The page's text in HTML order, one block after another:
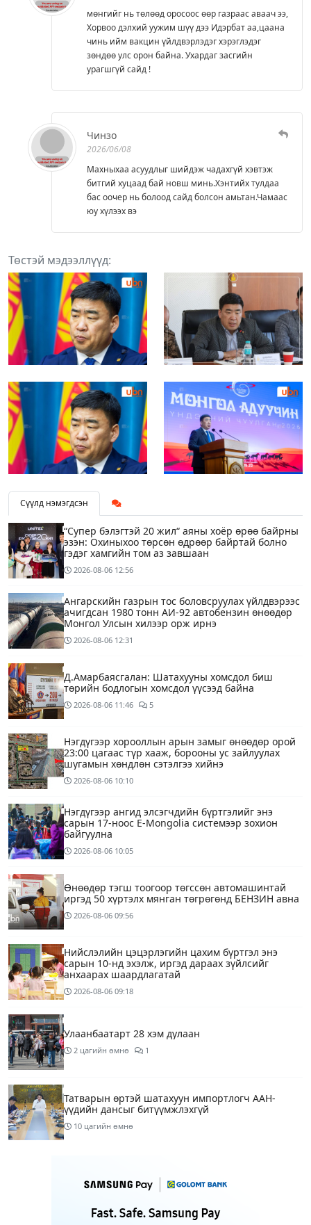
мөнгийг нь төлөөд оросоос өөр газраас аваач ээ,
Хорвоо дэлхий уужим шүү дээ Идэрбат аа,цаана
чинь ийм вакцин үйлдвэрлэдэг хэрэглэдэг
зөндөө улс орон байна. Ухардаг засгийн
урагшгүй сайд !
Чинзо
2026/06/08
Махныхаа асуудлыг шийдэж чадахгүй хэвтэж
битгий хуцаад бай новш минь.Хэнтийх тулдаа
бас оочер нь болоод сайд болсон амьтан.Чамаас
юу хүлээх вэ
Төстэй мэдээллүүд:
Сүүлд нэмэгдсэн
“Супер бэлэгтэй 20 жил“ аяны хоёр өрөө байрны
эзэн: Охиныхоо төрсөн өдрөөр байртай болно
гэдэг хамгийн том аз завшаан
2026-08-06 12:56
Ангарскийн газрын тос боловсруулах үйлдвэрээс
ачигдсан 1980 тонн АИ-92 автобензин өнөөдөр
Монгол Улсын хилээр орж ирнэ
2026-08-06 12:31
Д.Амарбаясгалан: Шатахууны хомсдол биш
төрийн бодлогын хомсдол үүсээд байна
2026-08-06 11:46 5
Нэгдүгээр хорооллын арын замыг өнөөдөр орой
23:00 цагаас түр хааж, борооны ус зайлуулах
шугамын хөндлөн сэтэлгээ хийнэ
2026-08-06 10:10
Нэгдүгээр ангид элсэгчдийн бүртгэлийг энэ
сарын 17-ноос E-Mongolia системээр зохион
байгуулна
2026-08-06 10:05
Өнөөдөр тэгш тоогоор төгссөн автомашинтай
иргэд 50 хүртэлх мянган төгрөгөнд БЕНЗИН авна
2026-08-06 09:56
Нийслэлийн цэцэрлэгийн цахим бүртгэл энэ
сарын 10-нд эхэлж, иргэд дараах зүйлсийг
анхаарах шаардлагатай
2026-08-06 09:18
Улаанбаатарт 28 хэм дулаан
2 цагийн өмнө 1
Татварын өртэй шатахуун импортлогч ААН-
үүдийн дансыг битүүмжлэхгүй
10 цагийн өмнө
үүлтэй